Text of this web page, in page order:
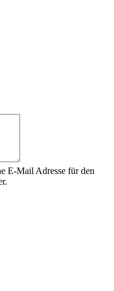
E-Mail Adresse für den